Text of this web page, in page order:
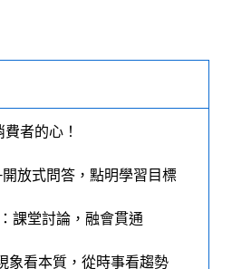
者的心！
放式問答，點明學習目標
課堂討論，融會貫通
象看本質，從時事看趨勢